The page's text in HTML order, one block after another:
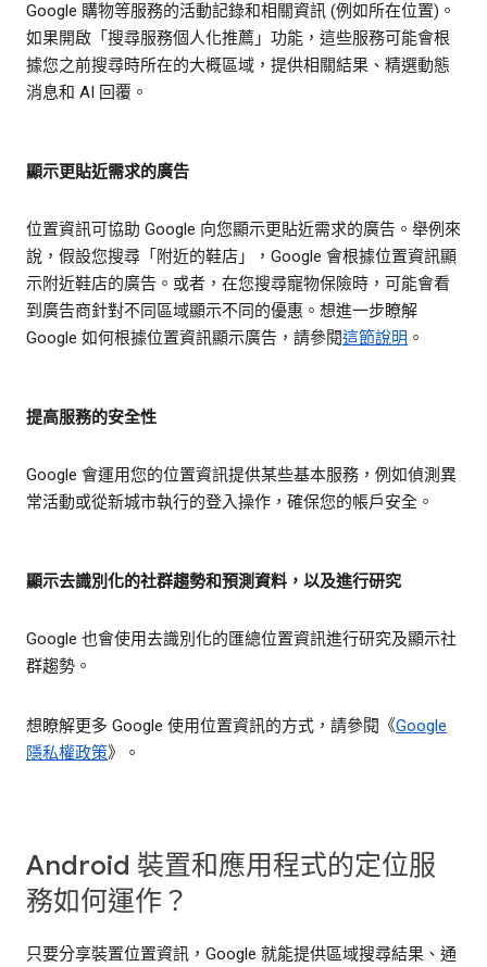
Google 購物等服務的活動記錄和相關資訊 (例如所在位置)。
如果開啟「搜尋服務個人化推薦」功能，這些服務可能會根
據您之前搜尋時所在的大概區域，提供相關結果、精選動態
消息和 AI 回覆。
顯示更貼近需求的廣告
位置資訊可協助 Google 向您顯示更貼近需求的廣告。舉例來
說，假設您搜尋「附近的鞋店」，Google 會根據位置資訊顯
示附近鞋店的廣告。或者，在您搜尋寵物保險時，可能會看
到廣告商針對不同區域顯示不同的優惠。想進一步瞭解
Google 如何根據位置資訊顯示廣告，請參閱這節說明 。
提高服務的安全性
Google 會運用您的位置資訊提供某些基本服務，例如偵測異
常活動或從新城市執行的登入操作，確保您的帳戶安全。
顯示去識別化的社群趨勢和預測資料，以及進行研究
Google 也會使用去識別化的匯總位置資訊進行研究及顯示社
群趨勢。
想瞭解更多 Google 使用位置資訊的方式，請參閱《Google
隱私權政策》。
Android 裝置和應用程式的定位服
務如何運作？
只要分享裝置位置資訊，Google 就能提供區域搜尋結果、通